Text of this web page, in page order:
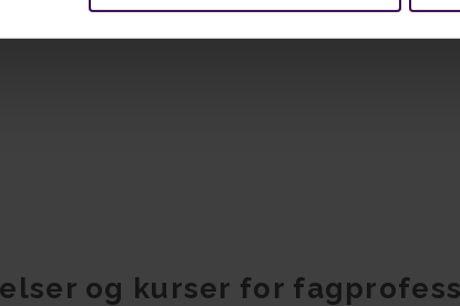
og kurser for